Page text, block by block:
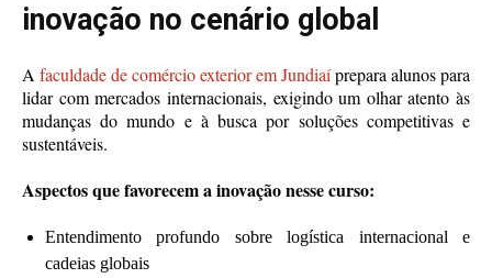
inovação no cenário global
A faculdade de comércio exterior em Jundiaíprepara alunos para
lidar com mercados internacionais, exigindo um olhar atento às
mudanças do mundo e à busca por soluções competitivas e
sustentáveis.
Aspectos que favorecem a inovação nesse curso:
Entendimento profundo sobre logística internacional e
cadeias globais